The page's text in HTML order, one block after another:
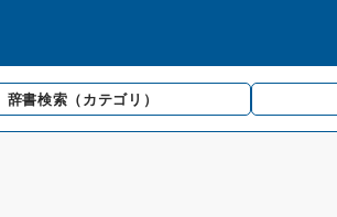
辞書検索 （カテゴリ）